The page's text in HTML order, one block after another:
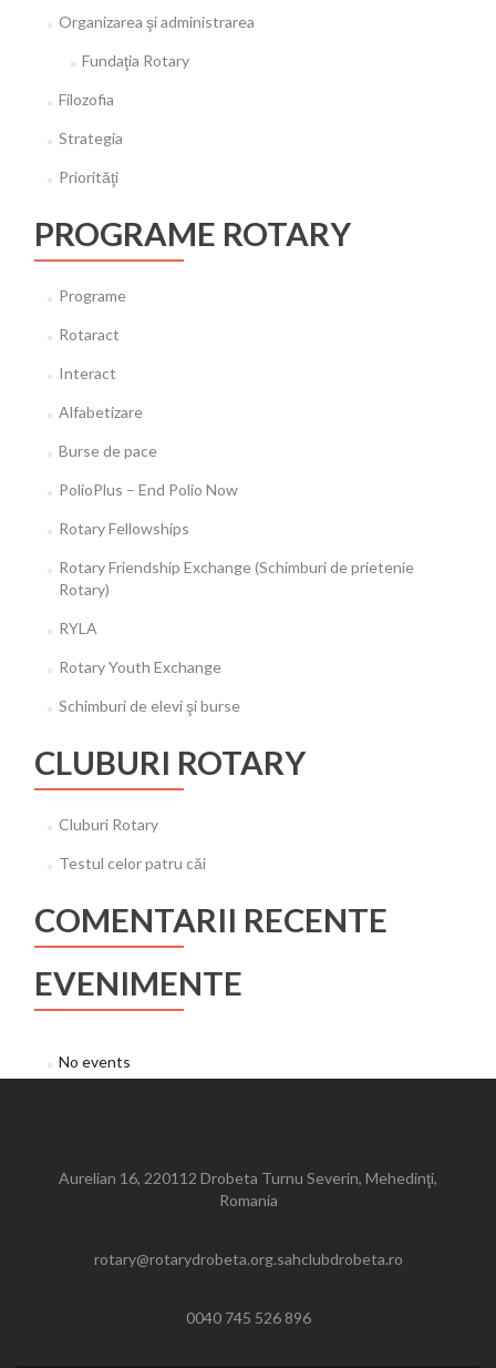
Organizarea şi administrarea
Fundaţia Rotary
Filozofia
Strategia
Priorităţi
PROGRAME ROTARY
Programe
Rotaract
Interact
Alfabetizare
Burse de pace
PolioPlus – End Polio Now
Rotary Fellowships
Rotary Friendship Exchange (Schimburi de prietenie
Rotary)
RYLA
Rotary Youth Exchange
Schimburi de elevi şi burse
CLUBURI ROTARY
Cluburi Rotary
Testul celor patru căi
COMENTARII RECENTE
EVENIMENTE
No events
Aurelian 16, 220112 Drobeta Turnu Severin, Mehedinţi,
Romania
rotary@rotarydrobeta.org.sahclubdrobeta.ro
0040 745 526 896